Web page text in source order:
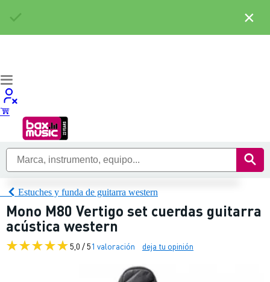
Estuches y funda de guitarra western
Mono M80 Vertigo set cuerdas guitarra
acústica western
5,0 / 51 valoración deja tu opinión
×